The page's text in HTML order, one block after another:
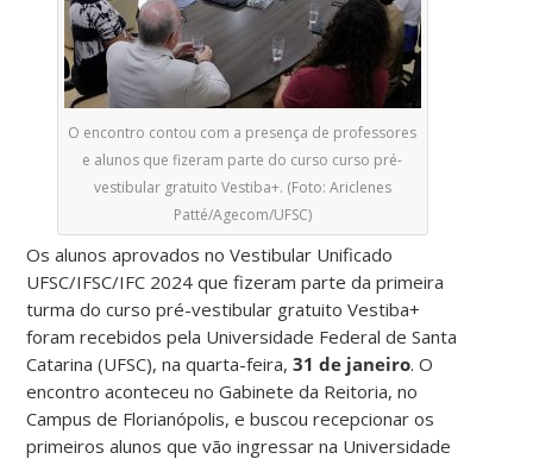
O encontro contou com a presença de professores
e alunos que fizeram parte do curso curso pré-
vestibular gratuito Vestiba+. (Foto: Ariclenes
Patté/Agecom/UFSC)
Os alunos aprovados no Vestibular Unificado
UFSC/IFSC/IFC 2024 que fizeram parte da primeira
turma do curso pré-vestibular gratuito Vestiba+
foram recebidos pela Universidade Federal de Santa
Catarina (UFSC),na quarta-feira,31 de janeiro.O
encontro aconteceu no Gabinete da Reitoria, no
Campus de Florianópolis, e buscou recepcionar os
primeiros alunos que vão ingressar na Universidade